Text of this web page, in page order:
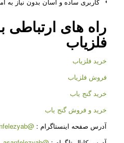
راه های
فلزیاب
خرید فلزیاب
فروش فلزیاب
خرید گنج یاب
خرید و فروش گنج یاب
آدرس صفحه اینستاگرام : @asanfelezyab